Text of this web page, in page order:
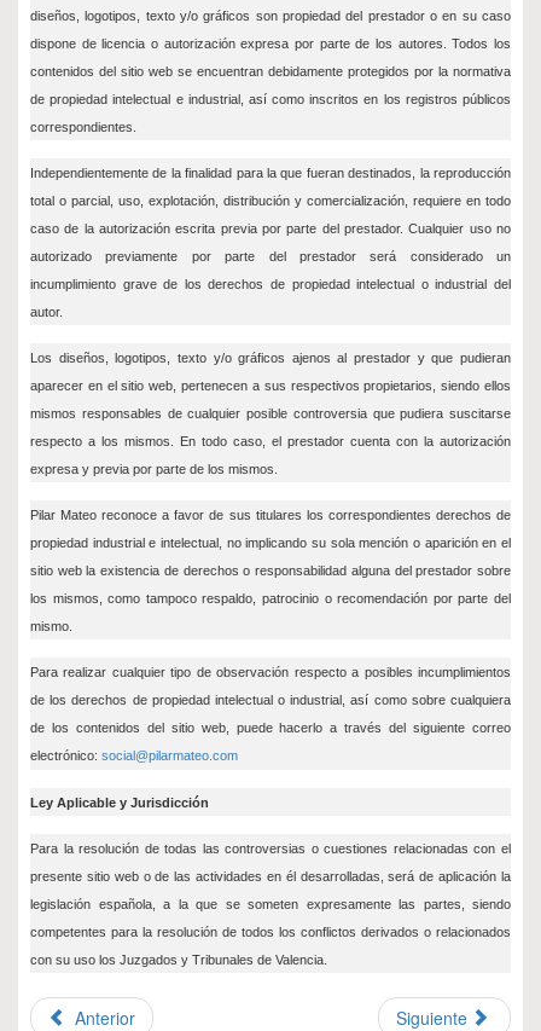
diseños, logotipos, texto y/o gráficos son propiedad del prestador o en su caso
dispone de licencia o autorización expresa por parte de los autores. Todos los
contenidos del sitio web se encuentran debidamente protegidos por la normativa
de propiedad intelectual e industrial, así como inscritos en los registros públicos
correspondientes.
Independientemente de la finalidad para la que fueran destinados, la reproducción
total o parcial, uso, explotación, distribución y comercialización, requiere en todo
caso de la autorización escrita previa por parte del prestador. Cualquier uso no
autorizado previamente por parte del prestador será considerado un
incumplimiento grave de los derechos de propiedad intelectual o industrial del
autor.
Los diseños, logotipos, texto y/o gráficos ajenos al prestador y que pudieran
aparecer en el sitio web, pertenecen a sus respectivos propietarios, siendo ellos
mismos responsables de cualquier posible controversia que pudiera suscitarse
respecto a los mismos. En todo caso, el prestador cuenta con la autorización
expresa y previa por parte de los mismos.
Pilar Mateo reconoce a favor de sus titulares los correspondientes derechos de
propiedad industrial e intelectual, no implicando su sola mención o aparición en el
sitio web la existencia de derechos o responsabilidad alguna del prestador sobre
los mismos, como tampoco respaldo, patrocinio o recomendación por parte del
mismo.
Para realizar cualquier tipo de observación respecto a posibles incumplimientos
de los derechos de propiedad intelectual o industrial, así como sobre cualquiera
de los contenidos del sitio web, puede hacerlo a través del siguiente correo
electrónico: social@pilarmateo.com
Ley Aplicable y Jurisdicción
Para la resolución de todas las controversias o cuestiones relacionadas con el
presente sitio web o de las actividades en él desarrolladas, será de aplicación la
legislación española, a la que se someten expresamente las partes, siendo
competentes para la resolución de todos los conflictos derivados o relacionados
con su uso los Juzgados y Tribunales de Valencia.
Anterior Siguiente